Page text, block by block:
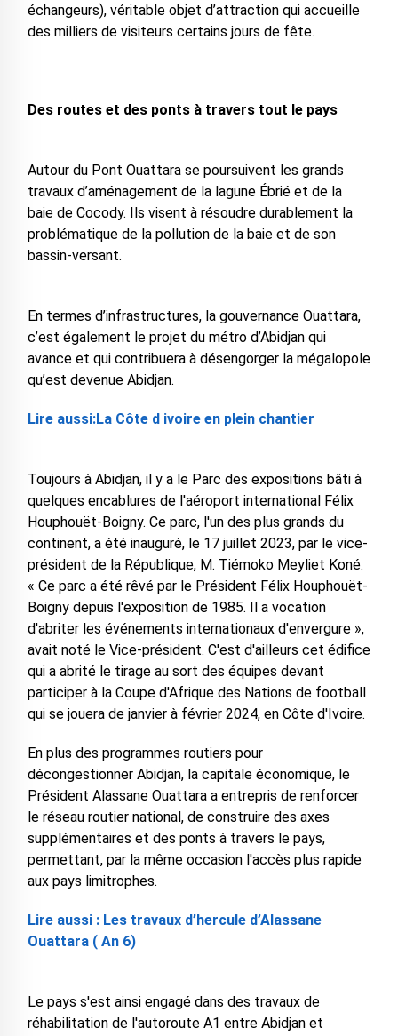
échangeurs), véritable objet d’attraction qui accueille
des milliers de visiteurs certains jours de fête.
Des routes et des ponts à travers tout le pays
Autour du Pont Ouattara se poursuivent les grands
travaux d’aménagement de la lagune Ébrié et de la
baie de Cocody. Ils visent à résoudre durablement la
problématique de la pollution de la baie et de son
bassin-versant.
En termes d’infrastructures, la gouvernance Ouattara,
c’est également le projet du métro d’Abidjan qui
avance et qui contribuera à désengorger la mégalopole
qu’est devenue Abidjan.
Lire aussi:La Côte d ivoire en plein chantier
Toujours à Abidjan, il y a le Parc des expositions bâti à
quelques encablures de l'aéroport international Félix
Houphouët-Boigny. Ce parc, l'un des plus grands du
continent, a été inauguré, le 17 juillet 2023, par le vice-
président de la République, M. Tiémoko Meyliet Koné.
« Ce parc a été rêvé par le Président Félix Houphouët-
Boigny depuis l'exposition de 1985. Il a vocation
d'abriter les événements internationaux d'envergure »,
avait noté le Vice-président. C'est d'ailleurs cet édifice
qui a abrité le tirage au sort des équipes devant
participer à la Coupe d'Afrique des Nations de football
qui se jouera de janvier à février 2024, en Côte d'Ivoire.
En plus des programmes routiers pour
décongestionner Abidjan, la capitale économique, le
Président Alassane Ouattara a entrepris de renforcer
le réseau routier national, de construire des axes
supplémentaires et des ponts à travers le pays,
permettant, par la même occasion l'accès plus rapide
aux pays limitrophes.
Lire aussi : Les travaux d’hercule d’Alassane
Ouattara ( An 6)
Le pays s'est ainsi engagé dans des travaux de
réhabilitation de l'autoroute A1 entre Abidjan et